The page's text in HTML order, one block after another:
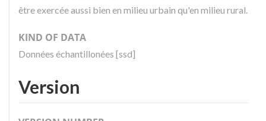
être exercée aussi bien en milieu urbain qu'en milieu rural.
KIND OF DATA
Données échantillonées [ssd]
Version